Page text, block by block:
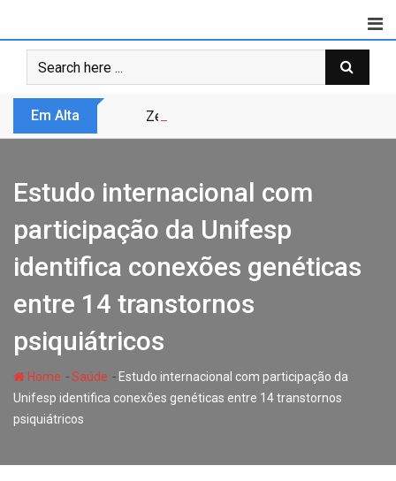
content
Em Alta Zero Trust não é modismo, é
Estudo internacional com
participação da Unifesp
identifica conexões genéticas
entre 14 transtornos
psiquiátricos
Home -Saúde - Estudo internacional com participação da
Unifesp identifica conexões genéticas entre 14 transtornos
psiquiátricos